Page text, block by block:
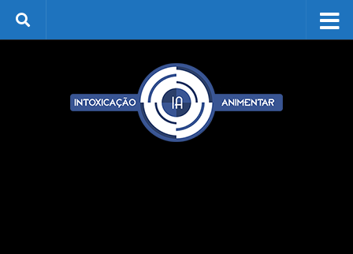
Skip to content